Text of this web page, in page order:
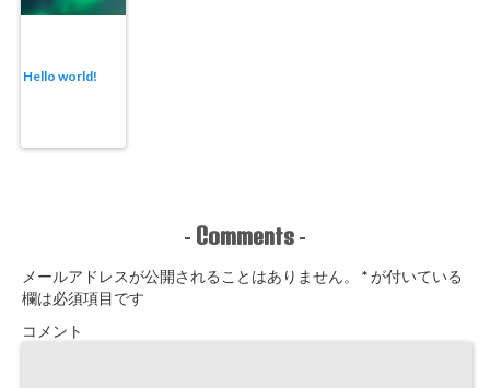
Hello world!
- Comments -
メールアドレスが公開されることはありません。 *が付いている
欄は必須項目です
コメント